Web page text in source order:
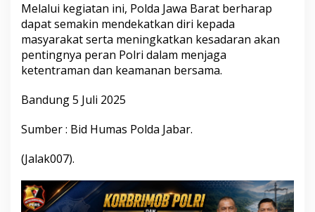
Melalui kegiatan ini, Polda Jawa Barat berharap
dapat semakin mendekatkan diri kepada
masyarakat serta meningkatkan kesadaran akan
pentingnya peran Polri dalam menjaga
ketentraman dan keamanan bersama.
Bandung 5 Juli 2025
Sumber : Bid Humas Polda Jabar.
(Jalak007).